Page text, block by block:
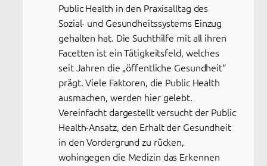
Public Health in den Praxisalltag des
Sozial- und Gesundheitssystems Einzug
gehalten hat. Die Suchthilfe mit all ihren
Facetten ist ein Tätigkeitsfeld, welches
seit Jahren die „öffentliche Gesundheit“
prägt. Viele Faktoren, die Public Health
ausmachen, werden hier gelebt.
Vereinfacht dargestellt versucht der Public
Health-Ansatz, den Erhalt der Gesundheit
in den Vordergrund zu rücken,
wohingegen die Medizin das Erkennen